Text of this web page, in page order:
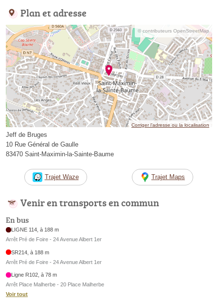
Plan et adresse
© contributeurs OpenStreetMap
Corriger l’adresse ou la localisation
Jeff de Bruges
10 Rue Général de Gaulle
83470 Saint-Maximin-la-Sainte-Baume
Trajet Waze Trajet Maps
Venir en transports en commun
En bus
LIGNE 114, à 188 m
Arrêt Pré de Foire - 24 Avenue Albert 1er
SR214, à 188 m
Arrêt Pré de Foire - 24 Avenue Albert 1er
Ligne R102, à 78 m
Arrêt Place Malherbe - 20 Place Malherbe
Voir tout